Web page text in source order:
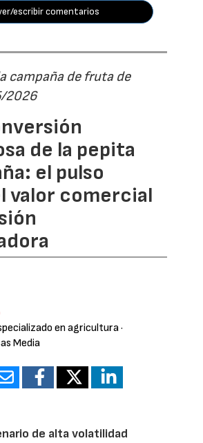
escribir comentarios
campaña de fruta de
2026
de la pepita
el pulso
valor comercial
en agricultura·
Media
de alta volatilidad